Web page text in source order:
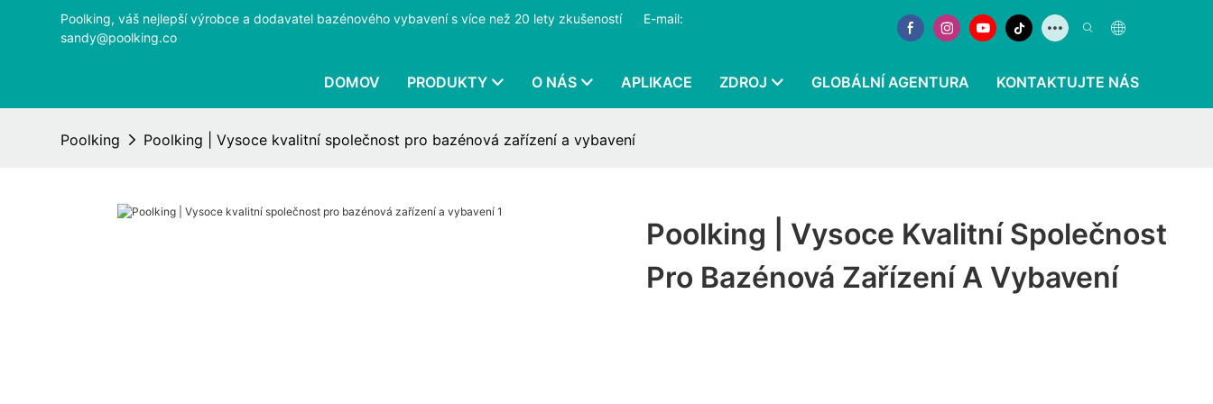
Poolking, váš nejlepší výrobce a dodavatel bazénového vybavení s více než 20 lety zkušeností
E-mail:
sandy@poolking.co
DOMOV PRODUKTY O NÁS APLIKACE ZDROJ GLOBÁLNÍ AGENTURA KONTAKTUJTE NÁS
Poolking Poolking | Vysoce kvalitní společnost pro bazénová zařízení a vybavení
Poolking | Vysoce Kvalitní Společnost
Pro Bazénová Zařízení A Vybavení